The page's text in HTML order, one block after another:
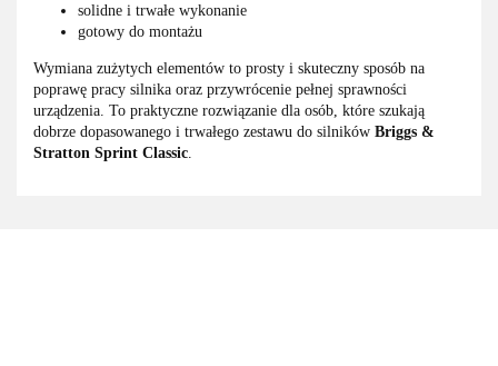
solidne i trwałe wykonanie
gotowy do montażu
Wymiana zużytych elementów to prosty i skuteczny sposób na
poprawę pracy silnika oraz przywrócenie pełnej sprawności
urządzenia. To praktyczne rozwiązanie dla osób, które szukają
dobrze dopasowanego i trwałego zestawu do silników Briggs &
Stratton Sprint Classic.